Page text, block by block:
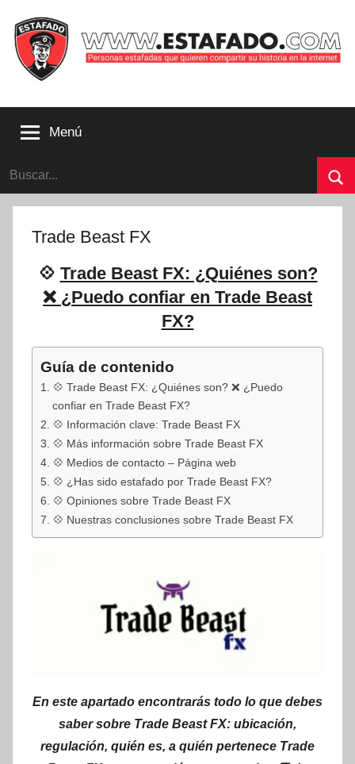
contenido
que
compartir
su
internet
Estafado.com
Menú
Buscar:
Trade Beast FX
💠 Trade Beast FX: ¿Quiénes son?
❌ ¿Puedo confiar en Trade Beast
FX?
Guía de contenido
💠 Trade Beast FX: ¿Quiénes son? ❌ ¿Puedo
confiar en Trade Beast FX?
💠 Información clave: Trade Beast FX
💠 Más información sobre Trade Beast FX
💠 Medios de contacto – Página web
💠 ¿Has sido estafado por Trade Beast FX?
💠 Opiniones sobre Trade Beast FX
💠 Nuestras conclusiones sobre Trade Beast FX
En este apartado encontrarás todo lo que debes
saber sobre Trade Beast FX: ubicación,
regulación, quién es, a quién pertenece Trade